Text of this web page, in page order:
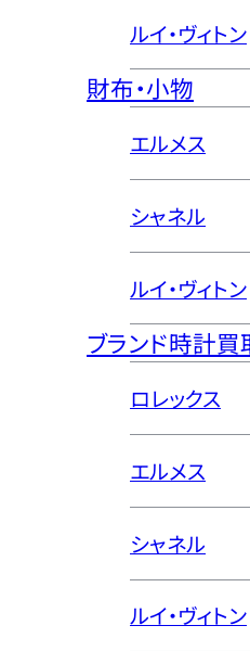
ルイ・ヴィトン
財布・小物
エルメス
シャネル
ルイ・ヴィトン
ブランド時計買
ロレックス
エルメス
シャネル
ルイ・ヴィトン